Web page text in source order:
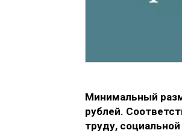
Минимальный
рублей.
труду,